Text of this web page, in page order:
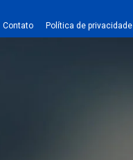
Contato Política de privacidade